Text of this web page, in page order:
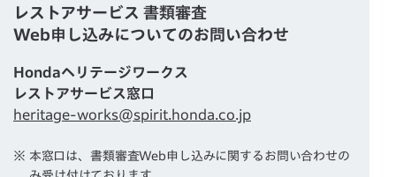
レストアサービス 書類審査
Web申し込みについてのお問い合わせ
Hondaヘリテージワークス
レストアサービス窓口
heritage-works@spirit.honda.co.jp
※ 本窓口は、書類審査Web申し込みに関するお問い合わせの